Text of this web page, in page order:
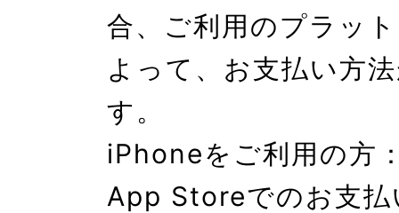
合、ご利用のプラッ
よって、お支払い方
す。
iPhoneをご利用の方
App Storeでのお支払